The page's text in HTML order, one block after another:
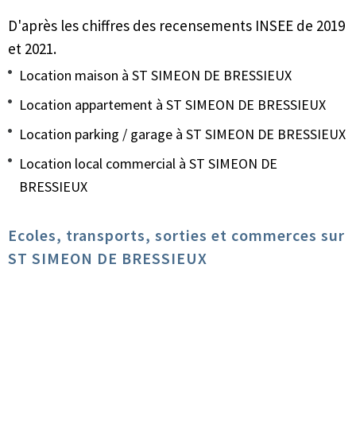
D'après les chiffres des recensements INSEE de 2019
et 2021.
Location maison à ST SIMEON DE BRESSIEUX
Location appartement à ST SIMEON DE BRESSIEUX
Location parking / garage à ST SIMEON DE BRESSIEUX
Location local commercial à ST SIMEON DE
BRESSIEUX
Ecoles, transports, sorties et commerces sur
ST SIMEON DE BRESSIEUX